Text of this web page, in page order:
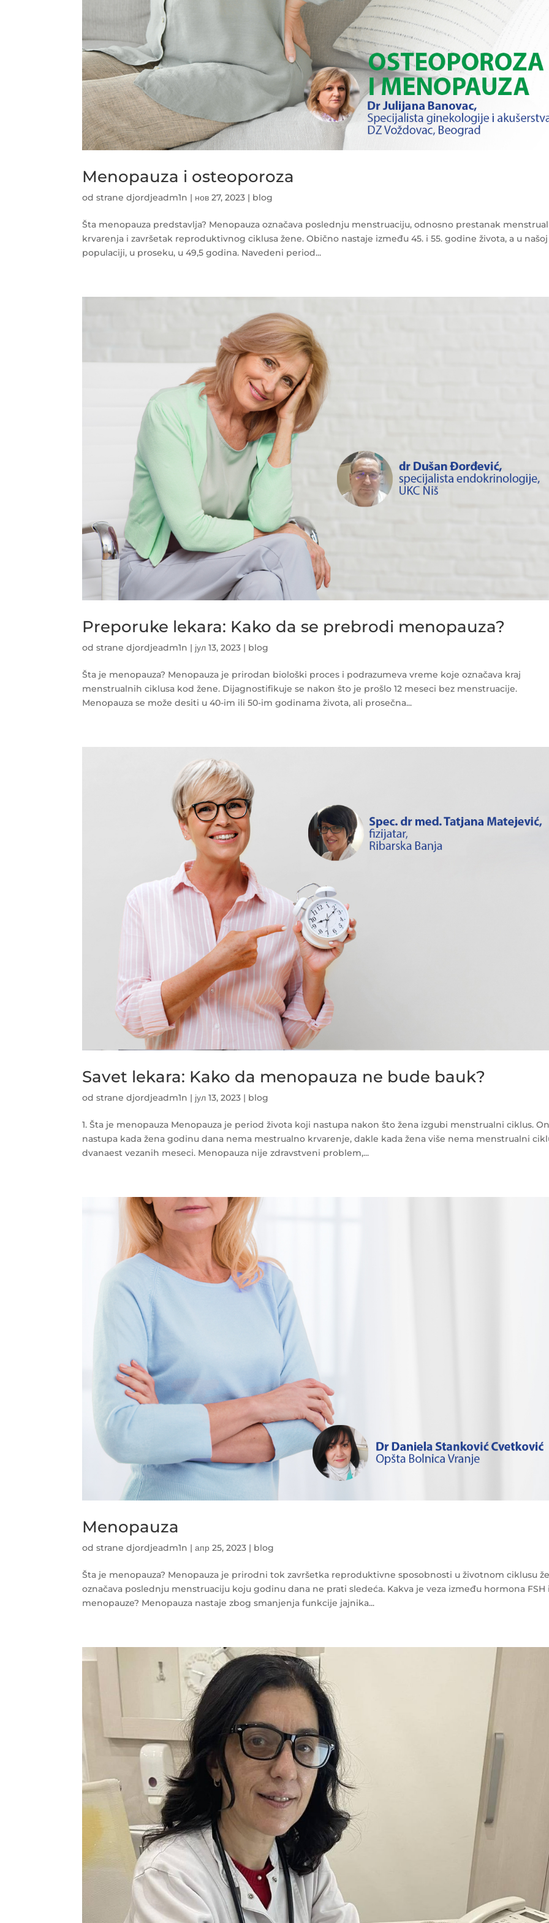
Menopauza i osteoporoza
od stranedjordjeadm1n | нов 27, 2023 | blog
Šta menopauza predstavlja? Menopauza označava poslednju menstruaciju, odnosno prestanak
krvarenja i završetak reproduktivnog ciklusa žene. Obično nastaje između 45. i 55. godine života, a u našoj
populaciji, u proseku, u 49,5 godina. Navedeni period...
Preporuke lekara: Kako da se prebrodi menopauza?
od stranedjordjeadm1n | јул 13, 2023 | blog
Šta je menopauza? Menopauza je prirodan biološki proces i podrazumeva vreme koje označava kraj
menstrualnih ciklusa kod žene. Dijagnostifikuje se nakon što je prošlo 12 meseci bez menstruacije.
Menopauza se može desiti u 40-im ili 50-im godinama života, ali prosečna...
Savet lekara: Kako da menopauza ne bude bauk?
od stranedjordjeadm1n | јул 13, 2023 | blog
1. Šta je menopauza Menopauza je period života koji nastupa nakon što žena izgubi menstrualni ciklus.
nastupa kada žena godinu dana nema mestrualno krvarenje, dakle kada žena više nema menstrualni
dvanaest vezanih meseci. Menopauza nije zdravstveni problem,...
Menopauza
od stranedjordjeadm1n |апр 25, 2023 | blog
Šta je menopauza? Menopauza je prirodni tok završetka reproduktivne sposobnosti u životnom ciklusu
označava poslednju menstruaciju koju godinu dana ne prati sledeća. Kakva je veza između hormona FSH
menopauze? Menopauza nastaje zbog smanjenja funkcije jajnika...